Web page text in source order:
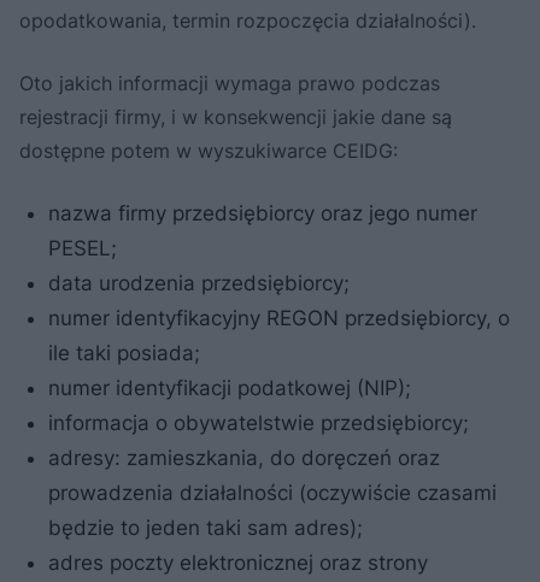
opodatkowania, termin rozpoczęcia działalności).
Oto jakich informacji wymaga prawo podczas
rejestracji firmy, i w konsekwencji jakie dane są
dostępne potem w wyszukiwarce CEIDG:
nazwa firmy przedsiębiorcy oraz jego numer
PESEL;
data urodzenia przedsiębiorcy;
numer identyfikacyjny REGON przedsiębiorcy, o
ile taki posiada;
numer identyfikacji podatkowej (NIP);
informacja o obywatelstwie przedsiębiorcy;
adresy: zamieszkania, do doręczeń oraz
prowadzenia działalności (oczywiście czasami
będzie to jeden taki sam adres);
adres poczty elektronicznej oraz strony